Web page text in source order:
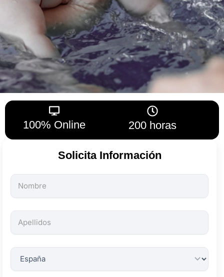
100% Online 200 horas
Solicita Información
Todos
los
son
obligatorios.